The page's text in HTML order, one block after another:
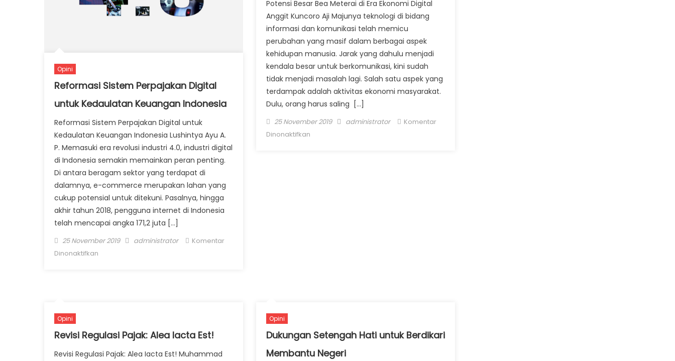
Opini
Reformasi Sistem Perpajakan Digital
untuk Kedaulatan Keuangan Indonesia
Reformasi Sistem Perpajakan Digital untuk
Kedaulatan Keuangan Indonesia Lushintya Ayu A.
P. Memasuki era revolusi industri 4.0, industri digital
di Indonesia semakin memainkan peran penting.
Di antara beragam sektor yang terdapat di
dalamnya, e-commerce merupakan lahan yang
cukup potensial untuk ditekuni. Pasalnya, hingga
akhir tahun 2018, pengguna internet di Indonesia
telah mencapai angka 171,2 juta […]
Posted on
25 November 2019 Author
administrator
Komentar
Dinonaktifkan
Potensi Besar Bea Meterai di Era Ekonomi Digital
Anggit Kuncoro Aji Majunya teknologi di bidang
informasi dan komunikasi telah memicu
perubahan yang masif dalam berbagai aspek
kehidupan manusia. Jarak yang dahulu menjadi
kendala besar untuk berkomunikasi, kini sudah
tidak menjadi masalah lagi. Salah satu aspek yang
terdampak adalah aktivitas ekonomi masyarakat.
Dulu, orang harus saling […]
Posted on
25 November 2019 Author
administrator
Komentar
Dinonaktifkan
Opini
Revisi Regulasi Pajak: Alea Iacta Est!
Revisi Regulasi Pajak: Alea Iacta Est! Muhammad
Opini
Dukungan Setengah Hati untuk Berdikari
Membantu Negeri